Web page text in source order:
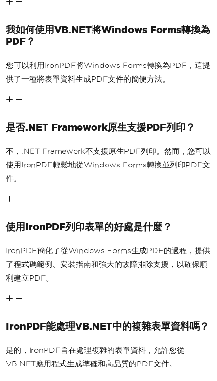
我如何使用VB.NET將Windows Forms轉換為
PDF？
您可以利用IronPDF將Windows Forms轉換為PDF，這提
供了一種將表單資料生成PDF文件的簡便方法。
是否.NET Framework原生支援PDF列印？
不，.NET Framework不支援原生PDF列印。然而，您可以
使用IronPDF輕鬆地從Windows Forms轉換並列印PDF文
件。
使用IronPDF列印表單的好處是什麼？
IronPDF簡化了從Windows Forms生成PDF的過程，提供
了程式碼範例、安裝指南和強大的故障排除支援，以確保順
利建立PDF。
IronPDF能處理VB.NET中的複雜表單資料嗎？
是的，IronPDF旨在處理複雜的表單資料，允許您從
VB.NET應用程式生成準確和高品質的PDF文件。